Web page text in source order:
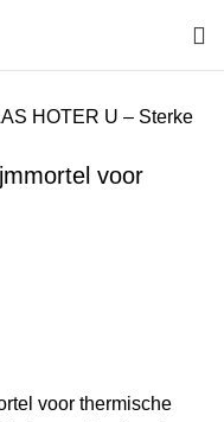
HOTER U – Sterke
voor
voor thermische